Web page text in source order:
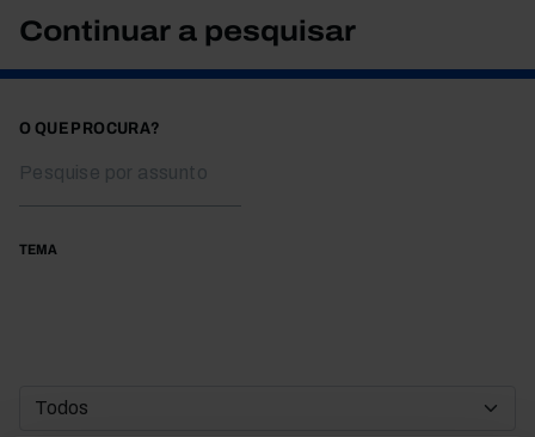
Continuar a pesquisar
O QUE PROCURA?
TEMA